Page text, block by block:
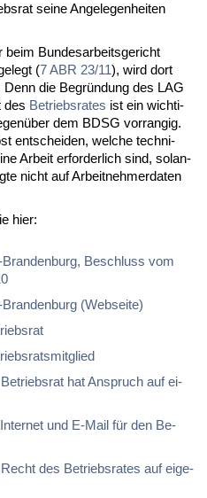
sei­ne An­ge­le­gen­hei­ten
beim Bun­des­ar­beits­ge­richt
(7 ABR 23/11), wird dort
die Be­grün­dung des LAG
des Be­triebs­ra­tes ist ein wich­ti­
dem BDSG vor­ran­gig.
ent­schei­den, wel­che tech­ni­
Ar­beit er­for­der­lich sind, so­lan­
nicht auf Ar­beit­neh­mer­da­ten
hier:
Be­schluss vom
(Web­sei­te)
hat An­spruch auf ei­
und E-Mail für den Be­
des Be­triebs­ra­tes auf ei­ge­